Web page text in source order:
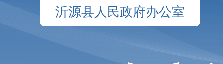
沂源县人民政府办公室